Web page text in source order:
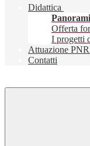
Didattica
Offerta
I progetti
Attuazione
Contatti